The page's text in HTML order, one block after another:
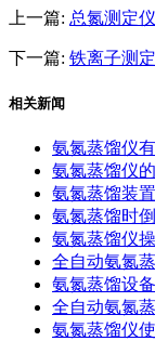
上一篇: 总氮测定
下一篇: 铁离子测
相关新闻
氨氮蒸馏仪
氨氮蒸馏仪
氨氮蒸馏装
氨氮蒸馏时
氨氮蒸馏仪
全自动氨氮
氨氮蒸馏设
全自动氨氮
氨氮蒸馏仪